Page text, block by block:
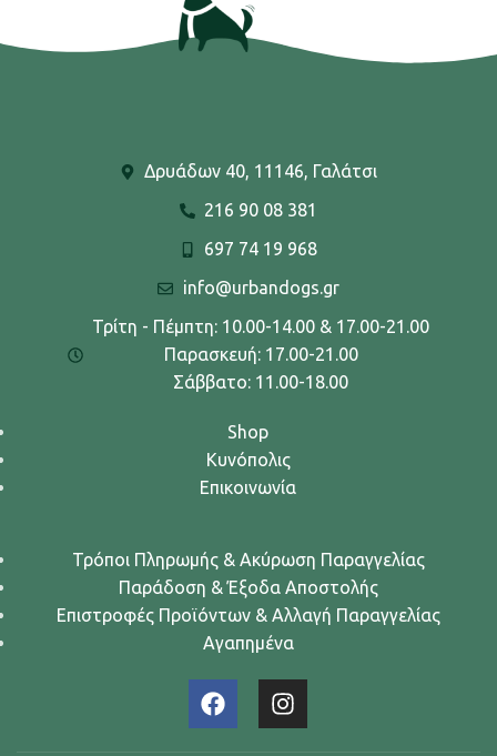
Δρυάδων 40, 11146, Γαλάτσι
216 90 08 381
697 74 19 968
info@urbandogs.gr
Τρίτη - Πέμπτη: 10.00-14.00 & 17.00-21.00
Παρασκευή: 17.00-21.00
Σάββατο: 11.00-18.00
Shop
Κυνόπολις
Επικοινωνία
Τρόποι Πληρωμής & Ακύρωση Παραγγελίας
Παράδοση & Έξοδα Αποστολής
Επιστροφές Προϊόντων & Αλλαγή Παραγγελίας
Αγαπημένα